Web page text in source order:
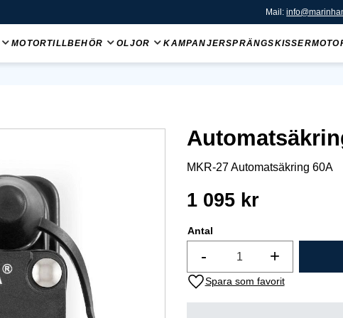
Mail:
MOTORTILLBEHÖR OLJOR KAMPANJERSPRÄNGSKISSER
MKR-27 Automatsäkring 60A
1 095kr
Antal
+
-
Lägg till i favoriter